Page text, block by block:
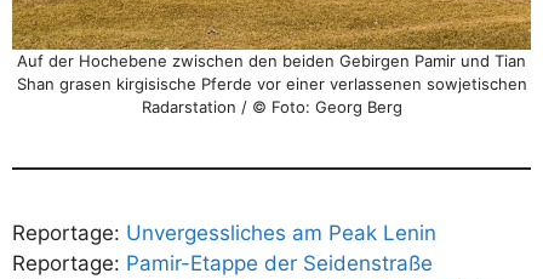
Auf der Hochebene zwischen den beiden Gebirgen Pamir und Tian
Shan grasen kirgisische Pferde vor einer verlassenen sowjetischen
Radarstation / © Foto: Georg Berg
Reportage: Unvergessliches am Peak Lenin
Reportage: Pamir-Etappe der Seidenstraße